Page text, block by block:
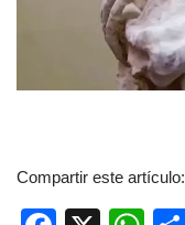
Compartir este artículo: